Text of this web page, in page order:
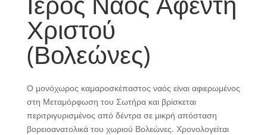
Χριστού
(Βολεώνες)
Ο μονόχωρος καμαροσκέπαστος ναός είναι αφιερωμένος
στη Μεταμόρφωση του Σωτήρα και βρίσκεται
περιτριγυρισμένος από δέντρα σε μικρή απόσταση
βορειοανατολικά του χωριού Βολεώνες. Χρονολογείται